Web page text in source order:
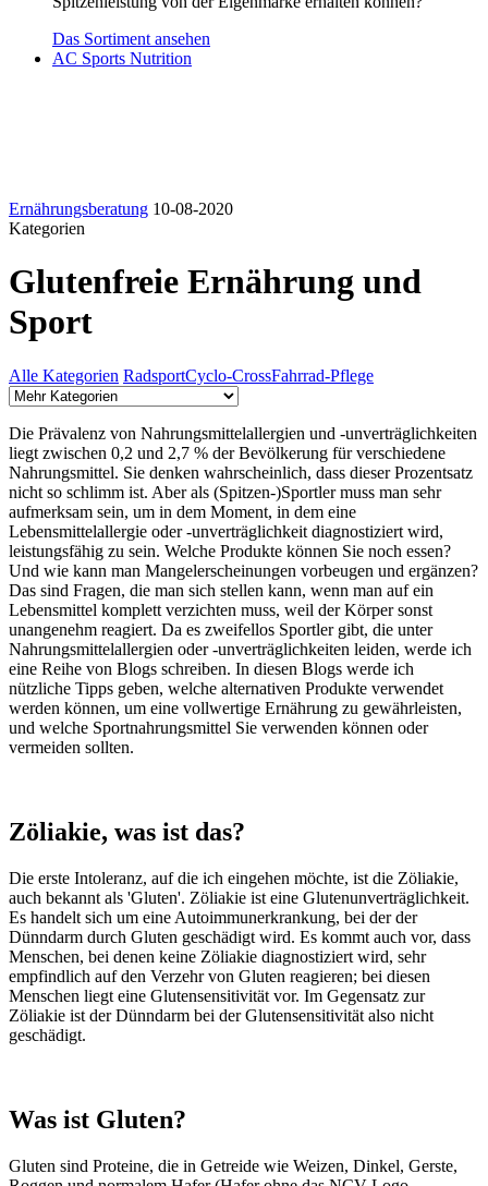
Das Sortiment ansehen
AC Sports Nutrition
Ernährungsberatung 10-08-2020
Kategorien
Glutenfreie Ernährung und
Sport
Alle Kategorien RadsportCyclo-CrossFahrrad-Pflege
Die Prävalenz von Nahrungsmittelallergien und -unverträglichkeiten
liegt zwischen 0,2 und 2,7 % der Bevölkerung für verschiedene
Nahrungsmittel. Sie denken wahrscheinlich, dass dieser Prozentsatz
nicht so schlimm ist. Aber als (Spitzen-)Sportler muss man sehr
aufmerksam sein, um in dem Moment, in dem eine
Lebensmittelallergie oder -unverträglichkeit diagnostiziert wird,
leistungsfähig zu sein. Welche Produkte können Sie noch essen?
Und wie kann man Mangelerscheinungen vorbeugen und ergänzen?
Das sind Fragen, die man sich stellen kann, wenn man auf ein
Lebensmittel komplett verzichten muss, weil der Körper sonst
unangenehm reagiert. Da es zweifellos Sportler gibt, die unter
Nahrungsmittelallergien oder -unverträglichkeiten leiden, werde ich
eine Reihe von Blogs schreiben. In diesen Blogs werde ich
nützliche Tipps geben, welche alternativen Produkte verwendet
werden können, um eine vollwertige Ernährung zu gewährleisten,
und welche Sportnahrungsmittel Sie verwenden können oder
vermeiden sollten.
Zöliakie, was ist das?
Die erste Intoleranz, auf die ich eingehen möchte, ist die Zöliakie,
auch bekannt als 'Gluten'. Zöliakie ist eine Glutenunverträglichkeit.
Es handelt sich um eine Autoimmunerkrankung, bei der der
Dünndarm durch Gluten geschädigt wird. Es kommt auch vor, dass
Menschen, bei denen keine Zöliakie diagnostiziert wird, sehr
empfindlich auf den Verzehr von Gluten reagieren; bei diesen
Menschen liegt eine Glutensensitivität vor. Im Gegensatz zur
Zöliakie ist der Dünndarm bei der Glutensensitivität also nicht
geschädigt.
Was ist Gluten?
Gluten sind Proteine, die in Getreide wie Weizen, Dinkel, Gerste,